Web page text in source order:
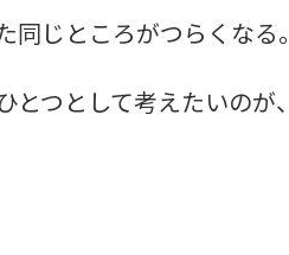
同じところがつらくなる。
つとして考えたいのが、